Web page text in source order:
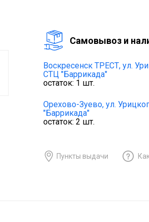
Cамовывоз и
Воскресенск ТРЕСТ, ул.
СТЦ "Баррикада"
остаток: 1 шт.
Орехово-Зуево, ул.
"Баррикада"
остаток: 2 шт.
Пункты выдачи